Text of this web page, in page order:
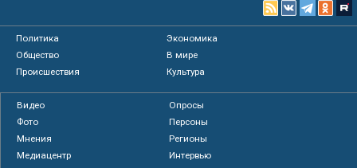
Политика
Экономика
Общество
В мире
Происшествия
Культура
Видео
Опросы
Фото
Персоны
Мнения
Регионы
Медиацентр
Интервью